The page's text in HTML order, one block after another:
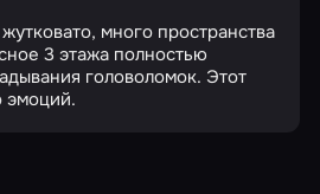
много пространства
3 этажа полностью
головоломок. Этот
эмоций.